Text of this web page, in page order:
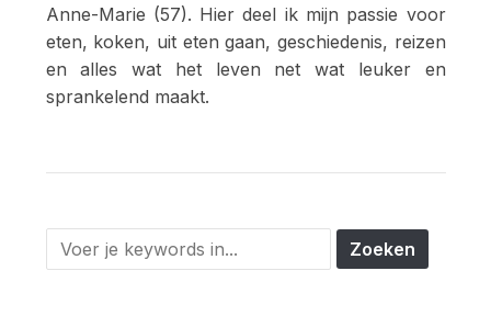
Anne-Marie (57). Hier deel ik mijn passie voor
eten, koken, uit eten gaan, geschiedenis, reizen
en alles wat het leven net wat leuker en
sprankelend maakt.